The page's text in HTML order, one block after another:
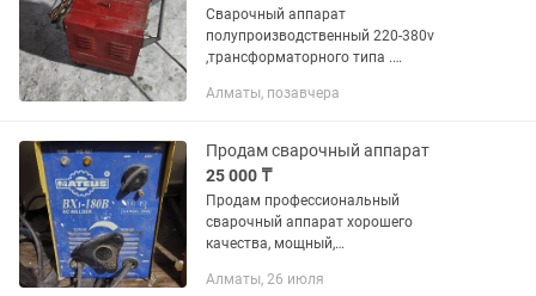
Сварочный аппарат
полупроизводственный 220-380v
,трансформаторного типа .
Россия .Прекрасно сваривает
сушит Бетон .
Алматы, позавчера
Продам сварочный аппарат
25 000 ₸
Продам профессиональный
сварочный аппарат хорошего
качества, мощный,
свободно варит.пишите
Алматы, 26 июля